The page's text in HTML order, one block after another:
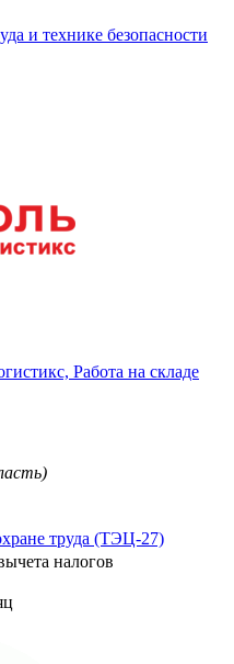
и технике безопасности
Работа на складе
труда (ТЭЦ-27)
налогов